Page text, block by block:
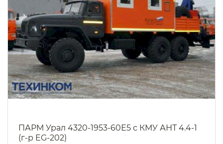
ПАРМ Урал 4320-1953-60Е5 с КМУ АНТ 4.4-1
(г-р EG-202)